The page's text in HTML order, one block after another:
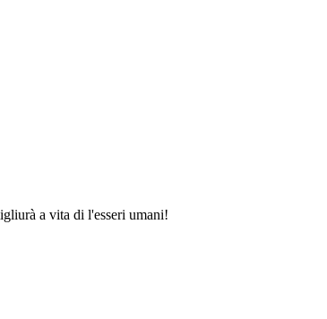
a vita di l'esseri umani!